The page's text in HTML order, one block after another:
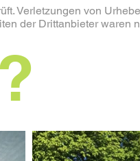
Verletzungen von
der Drittanbieter waren